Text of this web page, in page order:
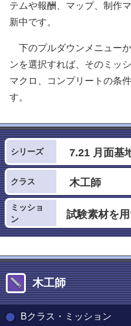
テムや報酬、マップ、制作
新中です。
下のプルダウンメニュー
ンを選択すれば、そのミッ
マクロ、コンプリートの条
す。
シリーズ
クラス
ミッショ
ン
木工師
Bクラス・ミッション